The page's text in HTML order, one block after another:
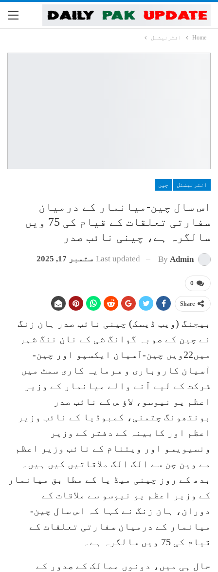
Home انٹرنیشنل
انٹرنیشنل چین
اس سال چین-میانمار کے درمیان
سفارتی تعلقات کے قیام کی 75 ویں
سالگرہ ہے، چینی نائب صدر
By Admin
Last updated ستمبر 17, 2025
0
Share
بیجنگ (ویب ڈیسک) چینی نائب صدر ہان زنگ
نے چین کے صوبہ گوانگ شی کے نان ننگ شہر
میں22ویں چین-آسیان ایکسپو اور چین-
آسیان کاروباری و سرمایہ کاری سمٹ میں
شرکت کے لیے آنے والے میانمار کے وزیر
اعظم یو نیوسو، لاؤ س کے نائب صدر
بونتھونگ چتمنی، کمبوڈیا کے نائب وزیر
اعظم اور کابینہ کے دفتر کے وزیر
ونسیویسو اور ویتنام کے نائب وزیر اعظم
مے وین چن سے الگ الگ ملاقاتیں کیں ہیں۔
بدھ کے روز چینی میڈ یا کے مطا بق میانمار
کے وزیر اعظم یو نیوسو سے ملاقات کے
دوران، ہان زنگ نے کہا کہ اس سال چین-
میانمار کے درمیان سفارتی تعلقات کے
قیام کی 75 ویں سالگرہ ہے۔
حال ہی میں، دونوں ممالک کے صدور کے